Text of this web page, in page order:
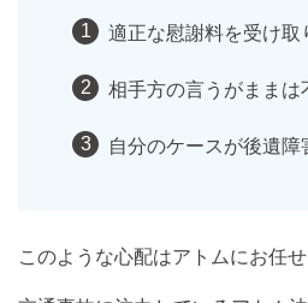
適正な慰謝料を受け取
相手方の言うがままは
自分のケースが後遺
このような心配はアトムにお任